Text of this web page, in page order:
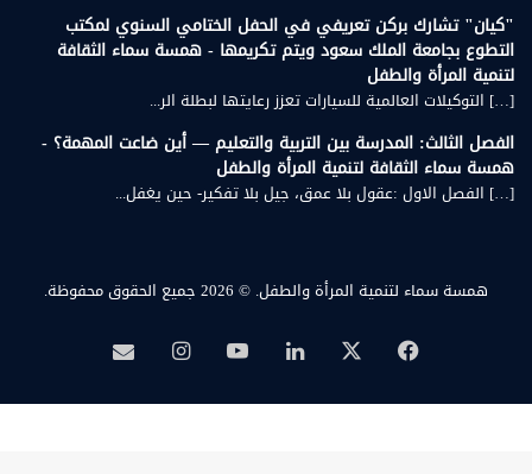
"كيان" تشارك بركن تعريفي في الحفل الختامي السنوي لمكتب
التطوع بجامعة الملك سعود ويتم تكريمها - همسة سماء الثقافة
لتنمية المرأة والطفل
[…] التوكيلات العالمية للسيارات تعزز رعايتها لبطلة الر...
الفصل الثالث: المدرسة بين التربية والتعليم — أين ضاعت المهمة؟ -
همسة سماء الثقافة لتنمية المرأة والطفل
[…] الفصل الاول :عقول بلا عمق، جيل بلا تفكير- حين يغفل...
همسة سماء لتنمية المرأة والطفل. © 2026 جميع الحقوق محفوظة.
فيسبوك لينكدإن‫YouTubeانستقرامبريد
همسة